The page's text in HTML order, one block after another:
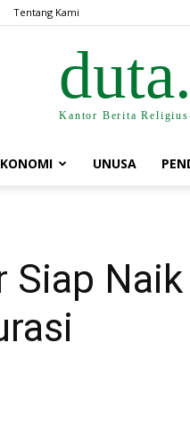
Tentang Kami
Kantor Berita
UNUSA
Siap